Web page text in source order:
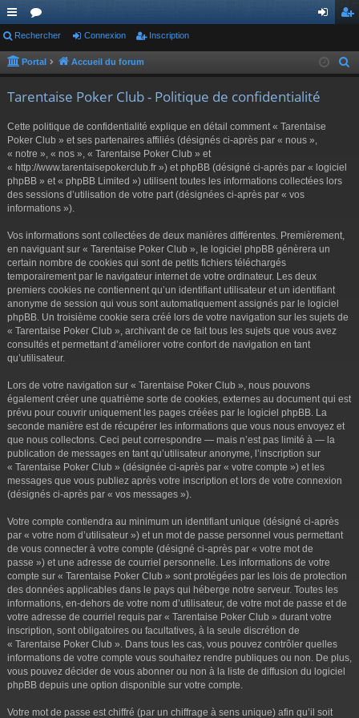
ac
co
s
or
u ne cri
Rechercher Connexion Inscription
Portal Accueil du forum
Tarentaise Poker Club - Politique de confidentialité
Cette politique de confidentialité explique en détail comment « Tarentaise
Poker Club » et ses partenaires affiliés (désignés ci-après par « nous »,
« notre », « nos », « Tarentaise Poker Club » et
« http://www.tarentaisepokerclub.fr ») et phpBB (désigné ci-après par « logiciel
phpBB » et « phpBB Limited ») utilisent toutes les informations collectées lors
des sessions d’utilisation de votre part (désignées ci-après par « vos
informations »).
Vos informations sont collectées de deux manières différentes. Premièrement,
en naviguant sur « Tarentaise Poker Club », le logiciel phpBB génèrera un
certain nombre de cookies qui sont de petits fichiers téléchargés
temporairement par le navigateur internet de votre ordinateur. Les deux
premiers cookies ne contiennent qu’un identifiant utilisateur et un identifiant
anonyme de session qui vous sont automatiquement assignés par le logiciel
phpBB. Un troisième cookie sera créé lors de votre navigation sur les sujets de
« Tarentaise Poker Club », archivant de ce fait tous les sujets que vous avez
consultés et permettant d’améliorer votre confort de navigation en tant
qu’utilisateur.
Lors de votre navigation sur « Tarentaise Poker Club », nous pouvons
également créer une quatrième sorte de cookies, externes au document qui est
prévu pour couvrir uniquement les pages créées par le logiciel phpBB. La
seconde manière est de récupérer les informations que vous nous envoyez et
que nous collectons. Ceci peut correspondre — mais n’est pas limité à — la
publication de messages en tant qu’utilisateur anonyme, l’inscription sur
« Tarentaise Poker Club » (désignée ci-après par « votre compte ») et les
messages que vous publiez après votre inscription et lors de votre connexion
(désignés ci-après par « vos messages »).
Votre compte contiendra au minimum un identifiant unique (désigné ci-après
par « votre nom d’utilisateur ») et un mot de passe personnel vous permettant
de vous connecter à votre compte (désigné ci-après par « votre mot de
passe ») et une adresse de courriel personnelle. Les informations de votre
compte sur « Tarentaise Poker Club » sont protégées par les lois de protection
des données applicables dans le pays qui héberge notre serveur. Toutes les
informations, en-dehors de votre nom d’utilisateur, de votre mot de passe et de
votre adresse de courriel requis par « Tarentaise Poker Club » durant votre
inscription, sont obligatoires ou facultatives, à la seule discrétion de
« Tarentaise Poker Club ». Dans tous les cas, vous pouvez contrôler quelles
informations de votre compte vous souhaitez rendre publiques ou non. De plus,
vous pouvez décider de vous abonner ou non à la liste de diffusion du logiciel
phpBB depuis une option disponible sur votre compte.
Votre mot de passe est chiffré (par un chiffrage à sens unique) afin qu’il soit